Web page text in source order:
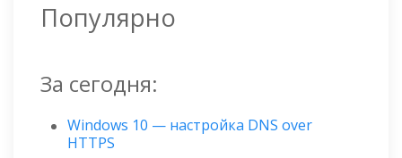
Популярно
За сегодня:
Windows 10 — настройка DNS over
HTTPS